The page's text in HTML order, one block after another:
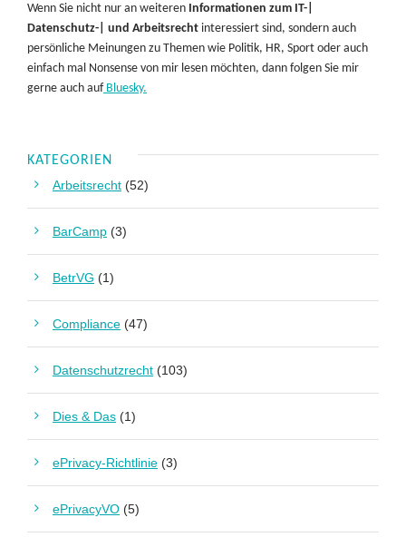
Wenn Sie nicht nur an weiteren Informationen zum IT-|
Datenschutz-| und Arbeitsrecht interessiert sind, sondern auch
persönliche Meinungen zu Themen wie Politik, HR, Sport oder auch
einfach mal Nonsense von mir lesen möchten, dann folgen Sie mir
gerne auch aufBluesky.
KATEGORIEN
Arbeitsrecht (52)
BarCamp (3)
BetrVG (1)
Compliance (47)
Datenschutzrecht (103)
Dies & Das (1)
ePrivacy-Richtlinie (3)
ePrivacyVO (5)